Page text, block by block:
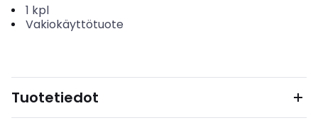
1 kpl
Vakiokäyttötuote
Tuotetiedot